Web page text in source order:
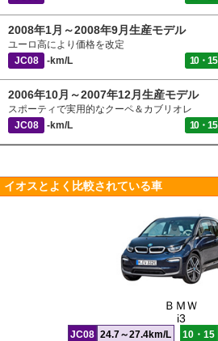
2008年1月～2008年9月生産モデル
ユーロ高により価格を改定
JC08
-km/L 10・15
2006年10月～2007年12月生産モデル
スポーティで実用的なクーペ＆カブリオレ
JC08
-km/L 10・15
イオスとよく比較されている車
ＢＭＷ
i3
JC08 24.7～27.4km/L 10・15